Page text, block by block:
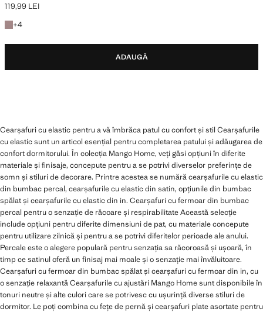
Preț actual [119,99 LEI ]
119,99 LEI
+4
Câteva culori
ADAUGĂ
Cearșafuri cu elastic pentru a vă îmbrăca patul cu confort și stil Cearșafurile
cu elastic sunt un articol esențial pentru completarea patului și adăugarea de
confort dormitorului. În colecția Mango Home, veți găsi opțiuni în diferite
materiale și finisaje, concepute pentru a se potrivi diverselor preferințe de
somn și stiluri de decorare. Printre acestea se numără cearșafurile cu elastic
din bumbac percal, cearșafurile cu elastic din satin, opțiunile din bumbac
spălat și cearșafurile cu elastic din in. Cearșafuri cu fermoar din bumbac
percal pentru o senzație de răcoare și respirabilitate Această selecție
include opțiuni pentru diferite dimensiuni de pat, cu materiale concepute
pentru utilizare zilnică și pentru a se potrivi diferitelor perioade ale anului.
Percale este o alegere populară pentru senzația sa răcoroasă și ușoară, în
timp ce satinul oferă un finisaj mai moale și o senzație mai învăluitoare.
Cearșafuri cu fermoar din bumbac spălat și cearșafuri cu fermoar din in, cu
o senzație relaxantă Cearșafurile cu ajustări Mango Home sunt disponibile în
tonuri neutre și alte culori care se potrivesc cu ușurință diverse stiluri de
dormitor. Le poți combina cu fețe de pernă și cearșafuri plate asortate pentru